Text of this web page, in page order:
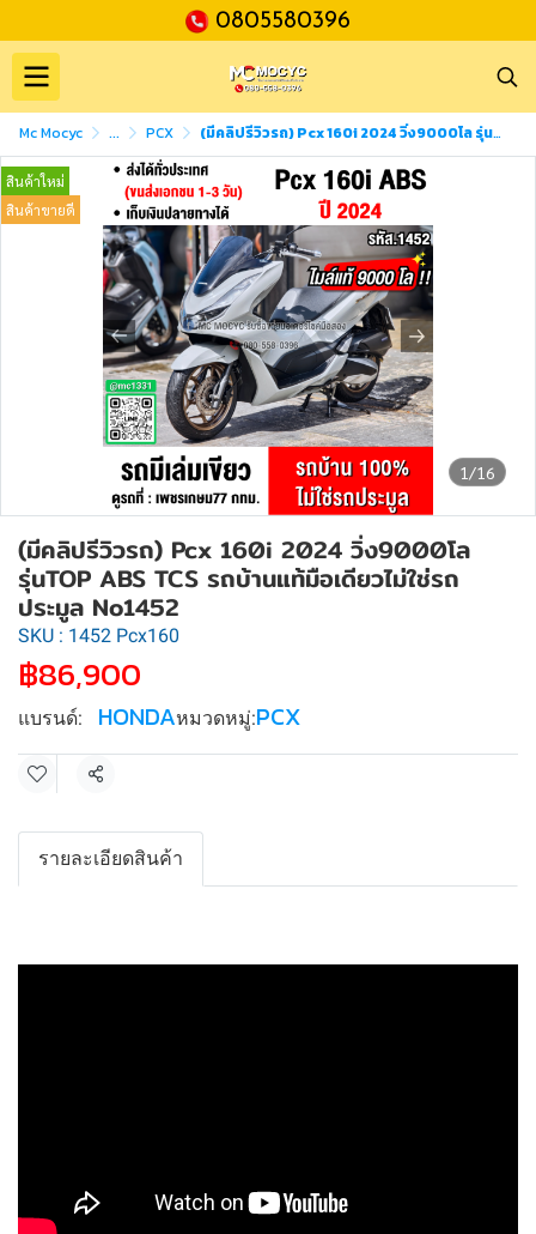
0805580396
Mc Mocyc ... PCX (มีคลิปรีวิวรถ) Pcx 160i 2024 วิ่ง9000โล รุ่นTOP ABS TCS รถบ้านแท้มือเดียวไม่ใช่รถประมูล No1452
1/16
สินค้าใหม่
สินค้าขายดี
(มีคลิปรีวิวรถ) Pcx 160i 2024 วิ่ง9000โล
รุ่นTOP ABS TCS รถบ้านแท้มือเดียวไม่ใช่รถ
ประมูล No1452
SKU : 1452 Pcx160
฿86,900
แบรนด์: HONDAหมวดหมู่:PCX
แชร์
รายละเอียดสินค้า